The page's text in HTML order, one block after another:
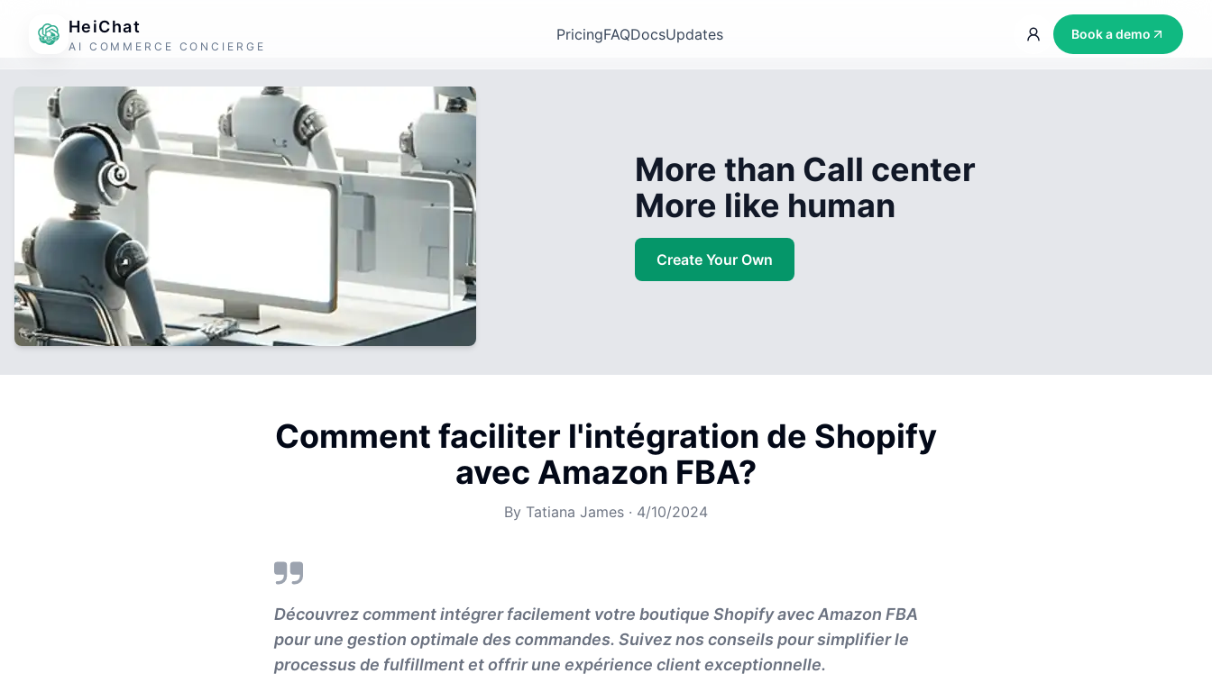
HeiChat
AI COMMERCE CONCIERGE
PricingFAQDocsUpdates Book a demo
More than Call center
More like human
Create Your Own
Comment faciliter l'intégration de Shopify
avec Amazon FBA?
By Tatiana James · 4/10/2024
Découvrez comment intégrer facilement votre boutique Shopify avec Amazon FBA
pour une gestion optimale des commandes. Suivez nos conseils pour simplifier le
processus de fulfillment et offrir une expérience client exceptionnelle.